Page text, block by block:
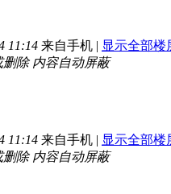
11:14 来自手机 | 显示全部楼
除 内容自动屏蔽
11:14 来自手机 | 显示全部楼
除 内容自动屏蔽